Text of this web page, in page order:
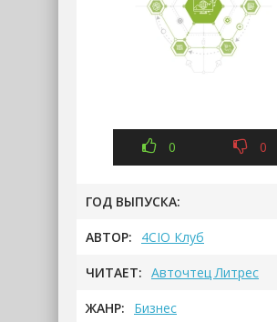
0 0
ГОД ВЫПУСКА:
АВТОР: 4CIO Клуб
ЧИТАЕТ: Авточтец Литрес
ЖАНР: Бизнес